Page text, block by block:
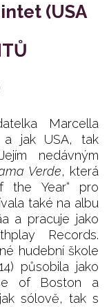
(USA
Marcella
a jak USA, tak
nedávným
Verde, která
the Year“ pro
také na albu
a pracuje jako
Records.
hudební škole
působila jako
of Boston a
sólově, tak s